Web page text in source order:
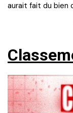
aurait fait du bien